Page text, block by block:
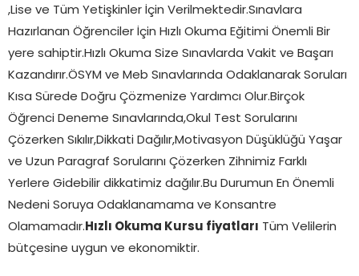
,Lise ve Tüm Yetişkinler İçin Verilmektedir.Sınavlara
Hazırlanan Öğrenciler İçin Hızlı Okuma Eğitimi Önemli Bir
yere sahiptir.Hızlı Okuma Size Sınavlarda Vakit ve Başarı
Kazandırır.ÖSYM ve Meb Sınavlarında Odaklanarak Soruları
Kısa Sürede Doğru Çözmenize Yardımcı Olur.Birçok
Öğrenci Deneme Sınavlarında,Okul Test Sorularını
Çözerken Sıkılır,Dikkati Dağılır,Motivasyon Düşüklüğü Yaşar
ve Uzun Paragraf Sorularını Çözerken Zihnimiz Farklı
Yerlere Gidebilir dikkatimiz dağılır.Bu Durumun En Önemli
Nedeni Soruya Odaklanamama ve Konsantre
Olamamadır. Hızlı Okuma Kursu fiyatları
Tüm Velilerin
bütçesine uygun ve ekonomiktir.